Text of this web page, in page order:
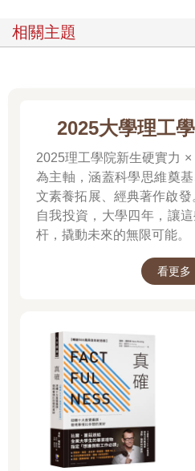
相關主題
2025大學理工
2025理工學院新生硬實力
為主軸，涵蓋科學思維奠
文素養拓展、經典著作啟
自我投資，大學四年，讓
杆，撬動未來的無限可能。
看更多